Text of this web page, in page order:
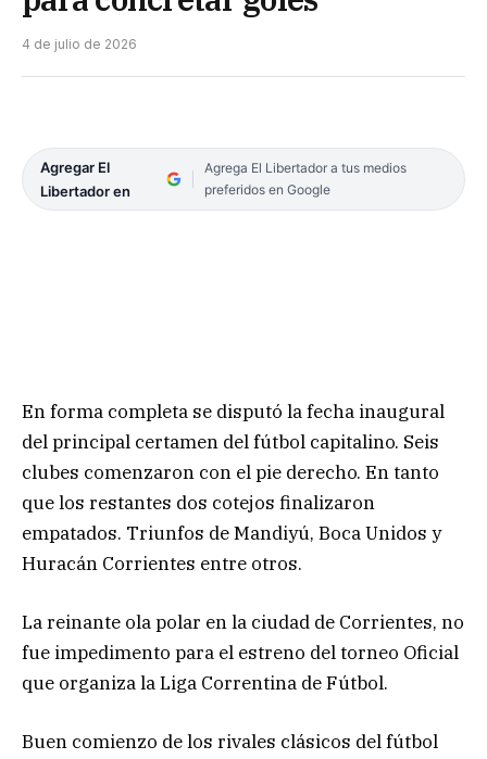
4 de julio de 2026
Agregar El
Libertador en
Agrega El Libertador a tus medios
preferidos en Google
En forma completa se disputó la fecha inaugural
del principal certamen del fútbol capitalino. Seis
clubes comenzaron con el pie derecho. En tanto
que los restantes dos cotejos finalizaron
empatados. Triunfos de Mandiyú, Boca Unidos y
Huracán Corrientes entre otros.
La reinante ola polar en la ciudad de Corrientes, no
fue impedimento para el estreno del torneo Oficial
que organiza la Liga Correntina de Fútbol.
Buen comienzo de los rivales clásicos del fútbol